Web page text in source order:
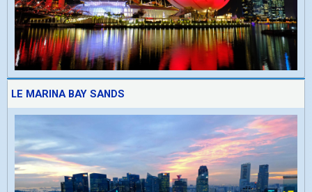
LE MARINA BAY SANDS